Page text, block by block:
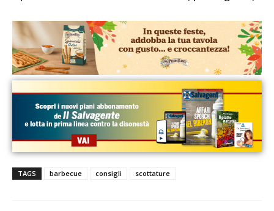
TAGS barbecue consigli scottature